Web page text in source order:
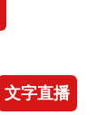
文字直播